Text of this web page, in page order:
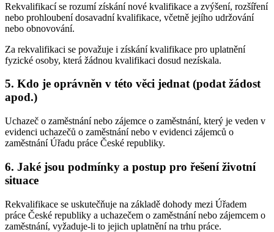
Rekvalifikací se rozumí získání nové kvalifikace a zvýšení, rozšíření
nebo prohloubení dosavadní kvalifikace, včetně jejího udržování
nebo obnovování.
Za rekvalifikaci se považuje i získání kvalifikace pro uplatnění
fyzické osoby, která žádnou kvalifikaci dosud nezískala.
5. Kdo je oprávněn v této věci jednat (podat žádost
apod.)
Uchazeč o zaměstnání nebo zájemce o zaměstnání, který je veden v
evidenci uchazečů o zaměstnání nebo v evidenci zájemců o
zaměstnání Úřadu práce České republiky.
6. Jaké jsou podmínky a postup pro řešení životní
situace
Rekvalifikace se uskutečňuje na základě dohody mezi Úřadem
práce České republiky a uchazečem o zaměstnání nebo zájemcem o
zaměstnání, vyžaduje-li to jejich uplatnění na trhu práce.